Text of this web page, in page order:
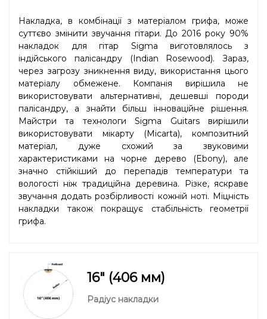
Накладка, в комбінації з матеріалом грифа, може
суттєво змінити звучання гітари. До 2016 року 90%
накладок для гітар Sigma виготовлялось з
індійського палісандру (Indian Rosewood). Зараз,
через загрозу зникнення виду, використання цього
матеріалу обмежене. Компанія вирішила не
використовувати альтернативні, дешевші породи
палісандру, а знайти більш інноваційне рішення.
Майстри та технологи Sigma Guitars вирішили
використовувати мікарту (Micarta), композитний
матеріал, дуже схожий за звуковими
характеристиками на чорне дерево (Ebony), але
значно стійкіший до перепадів температури та
вологості ніж традиційна деревина. Різке, яскраве
звучання додать розбірливості кожній ноті. Міцність
накладки також покращує стабільність геометрії
грифа.
16" (406 мм)
Радіус накладки